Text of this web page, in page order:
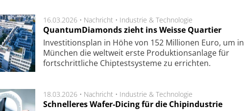
16.03.2026 • Nachricht • Industrie & Technologie
QuantumDiamonds zieht ins Weisse Quartier
Inves­ti­tions­plan in Höhe von 152 Mil­lio­nen Euro, um in
Mün­chen die welt­weit ers­te Pro­duk­tions­an­la­ge für
fort­schritt­li­che Chip­test­sys­te­me zu er­rich­ten.
18.03.2026 • Nachricht • Industrie & Technologie
Schnelleres Wafer-Dicing für die Chipindustrie